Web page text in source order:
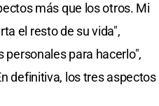
más que los otros. Mi
el resto de su vida",
personales para hacerlo",
definitiva, los tres aspectos